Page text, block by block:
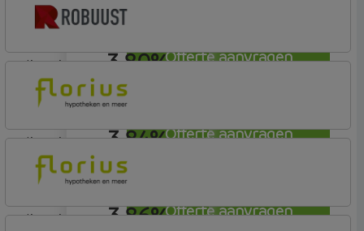
Offerte aanvragen
3,80%
Offerte aanvragen
lineair
3,84%
Offerte aanvragen
Robuust Hypotheken
lineair
3,86%
Florius
Profijt twaalf
lineair